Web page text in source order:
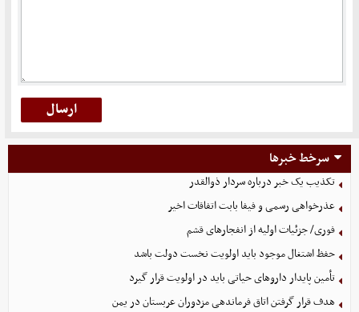
سرخط خبرها
تکذیب یک خبر درباره سردار ذوالقدر
عذرخواهی رسمی و فیفا بابت اتفاقات اخیر
فوری/ جزئیات اولیه از انفجارهای قشم
حفظ اشتغال موجود باید اولویت نخست دولت باشد
تأمین پایدار داروهای حیاتی باید در اولویت قرار گیرد
هدف قرار گرفتن اتاق‌ فرماندهی مزدوران عربستان در یمن